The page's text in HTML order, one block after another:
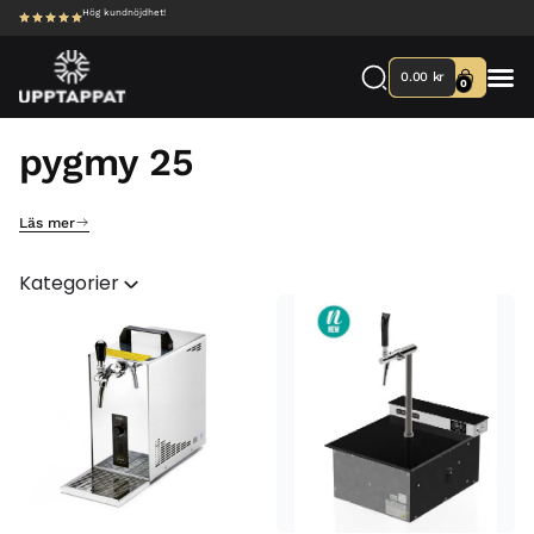
Hög kundnöjdhet!
0.00 kr 0
pygmy 25
Läs mer
Kategorier